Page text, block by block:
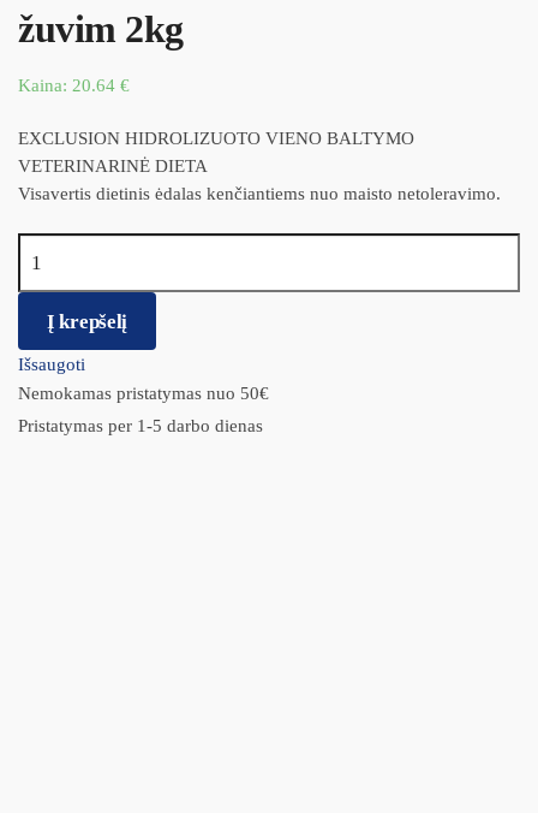
žuvim 2kg
Kaina: 20.64 €
EXCLUSION HIDROLIZUOTO VIENO BALTYMO
VETERINARINĖ DIETA
Visavertis dietinis ėdalas kenčiantiems nuo maisto netoleravimo.
Į krepšelį
Išsaugoti
Nemokamas pristatymas nuo 50€
Pristatymas per 1-5 darbo dienas